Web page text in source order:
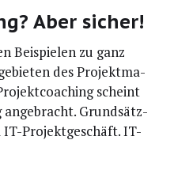
Aber sicher!
Bei­spie­len zu ganz
des Pro­jekt­ma­
scheint
ange­bracht. Grund­sätz­
IT-Pro­­jek­t­­ge­­schäft. IT-